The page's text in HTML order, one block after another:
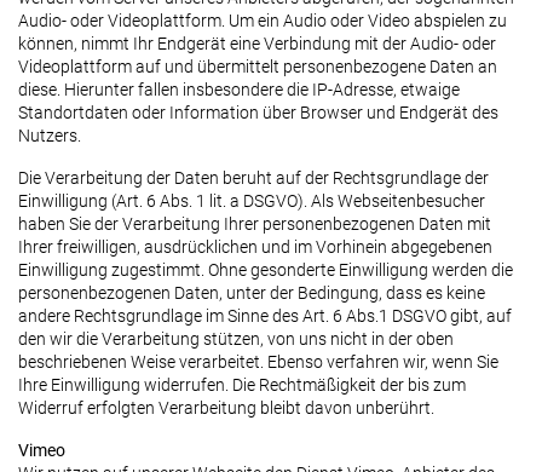
Audio- oder Videoplattform. Um ein Audio oder Video abspielen zu
können, nimmt Ihr Endgerät eine Verbindung mit der Audio- oder
Videoplattform auf und übermittelt personenbezogene Daten an
diese. Hierunter fallen insbesondere die IP-Adresse, etwaige
Standortdaten oder Information über Browser und Endgerät des
Nutzers.
Die Verarbeitung der Daten beruht auf der Rechtsgrundlage der
Einwilligung (Art. 6 Abs. 1 lit. a DSGVO). Als Webseitenbesucher
haben Sie der Verarbeitung Ihrer personenbezogenen Daten mit
Ihrer freiwilligen, ausdrücklichen und im Vorhinein abgegebenen
Einwilligung zugestimmt. Ohne gesonderte Einwilligung werden die
personenbezogenen Daten, unter der Bedingung, dass es keine
andere Rechtsgrundlage im Sinne des Art. 6 Abs.1 DSGVO gibt, auf
den wir die Verarbeitung stützen, von uns nicht in der oben
beschriebenen Weise verarbeitet. Ebenso verfahren wir, wenn Sie
Ihre Einwilligung widerrufen. Die Rechtmäßigkeit der bis zum
Widerruf erfolgten Verarbeitung bleibt davon unberührt.
Vimeo